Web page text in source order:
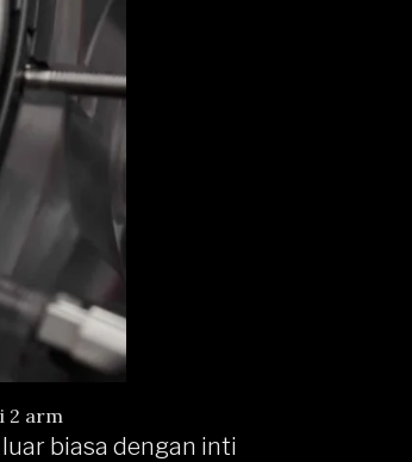
2 arm
biasa dengan inti